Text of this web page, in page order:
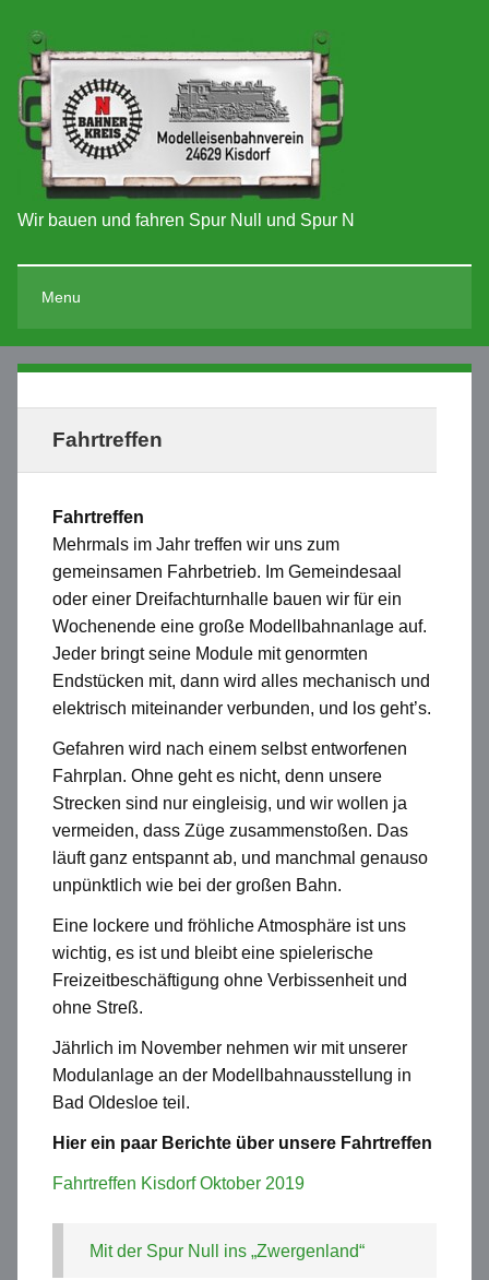
Wir bauen und fahren Spur Null und Spur N
Menu
Fahrtreffen
Fahrtreffen
Mehrmals im Jahr treffen wir uns zum
gemeinsamen Fahrbetrieb. Im Gemeindesaal
oder einer Dreifachturnhalle bauen wir für ein
Wochenende eine große Modellbahnanlage auf.
Jeder bringt seine Module mit genormten
Endstücken mit, dann wird alles mechanisch und
elektrisch miteinander verbunden, und los geht’s.
Gefahren wird nach einem selbst entworfenen
Fahrplan. Ohne geht es nicht, denn unsere
Strecken sind nur eingleisig, und wir wollen ja
vermeiden, dass Züge zusammenstoßen. Das
läuft ganz entspannt ab, und manchmal genauso
unpünktlich wie bei der großen Bahn.
Eine lockere und fröhliche Atmosphäre ist uns
wichtig, es ist und bleibt eine spielerische
Freizeitbeschäftigung ohne Verbissenheit und
ohne Streß.
Jährlich im November nehmen wir mit unserer
Modulanlage an der Modellbahnausstellung in
Bad Oldesloe teil.
Hier ein paar Berichte über unsere Fahrtreffen
Fahrtreffen Kisdorf Oktober 2019
Mit der Spur Null ins „Zwergenland“